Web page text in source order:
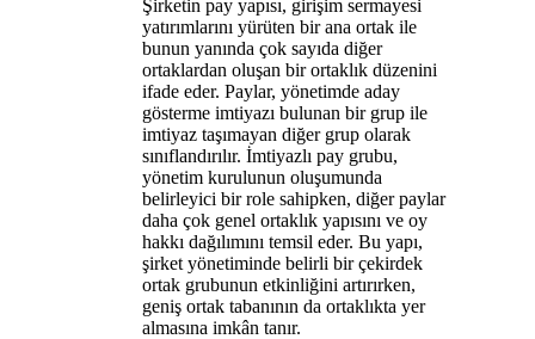
Şirketin pay yapısı, girişim sermayesi
yatırımlarını yürüten bir ana ortak ile
bunun yanında çok sayıda diğer
ortaklardan oluşan bir ortaklık düzenini
ifade eder. Paylar, yönetimde aday
gösterme imtiyazı bulunan bir grup ile
imtiyaz taşımayan diğer grup olarak
sınıflandırılır. İmtiyazlı pay grubu,
yönetim kurulunun oluşumunda
belirleyici bir role sahipken, diğer paylar
daha çok genel ortaklık yapısını ve oy
hakkı dağılımını temsil eder. Bu yapı,
şirket yönetiminde belirli bir çekirdek
ortak grubunun etkinliğini artırırken,
geniş ortak tabanının da ortaklıkta yer
almasına imkân tanır.